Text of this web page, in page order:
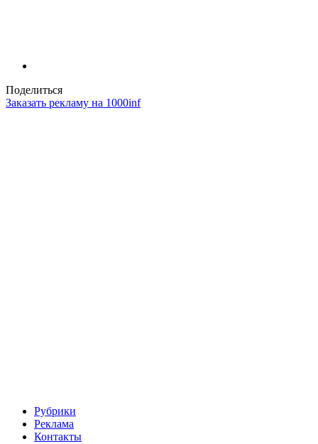
Поделиться
Заказать рекламу на 1000inf
Рубрики
Реклама
Контакты